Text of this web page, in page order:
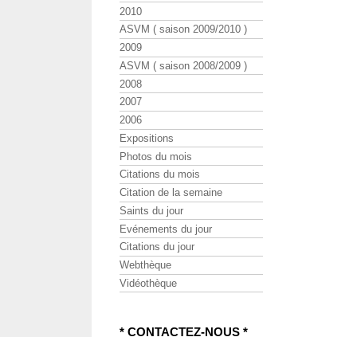
2010
ASVM ( saison 2009/2010 )
2009
ASVM ( saison 2008/2009 )
2008
2007
2006
Expositions
Photos du mois
Citations du mois
Citation de la semaine
Saints du jour
Evénements du jour
Citations du jour
Webthèque
Vidéothèque
* CONTACTEZ-NOUS *